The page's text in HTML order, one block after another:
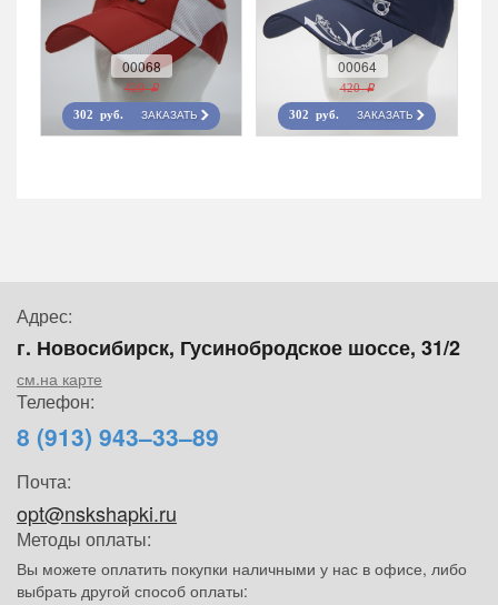
00068
420 r
302 руб. ЗАКАЗАТЬ
00064
420 r
302 руб. ЗАКАЗАТЬ
Адрес:
г. Новосибирск, Гусинобродское шоссе, 31/2
см.на карте
Телефон:
8 (913) 943–33–89
Почта:
opt@nskshapki.ru
Методы оплаты:
Вы можете оплатить покупки наличными у нас в офисе, либо
выбрать другой способ оплаты: